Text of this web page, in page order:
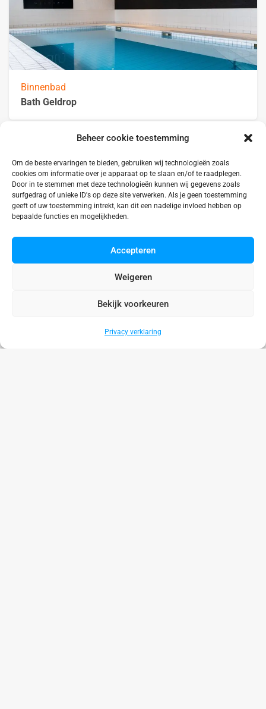
Beheer cookie toestemming
Om de beste ervaringen te bieden, gebruiken wij technologieën zoals
cookies om informatie over je apparaat op te slaan en/of te raadplegen.
Door in te stemmen met deze technologieën kunnen wij gegevens zoals
surfgedrag of unieke ID's op deze site verwerken. Als je geen toestemming
geeft of uw toestemming intrekt, kan dit een nadelige invloed hebben op
bepaalde functies en mogelijkheden.
Accepteren
Weigeren
Bekijk voorkeuren
Privacy verklaring
Binnenbad
Bath Geldrop
Noord-Brabant